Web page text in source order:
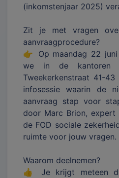
(inkomstenjaar 2025)
Zit je met vragen
aanvraagprocedure?
👉 Op maandag 22 juni
we in de kantoren
Tweekerkenstraat 41-
infosessie waarin de
aanvraag stap voor
door Marc Brion,
de FOD sociale
ruimte voor jouw vragen.
Waarom deelnemen?
👍 Je krijgt meteen